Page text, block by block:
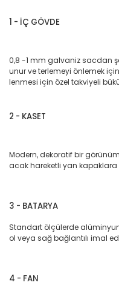
1 - İÇ GÖVDE
0,8 -1 mm galvaniz sacdan
unur ve terlemeyi önlemek
lenmesi için özel takviyeli
2 - KASET
Modern, dekoratif bir
acak hareketli yan kapaklara
3 - BATARYA
Standart ölçülerde
ol veya sağ bağlantılı imal
4 - FAN